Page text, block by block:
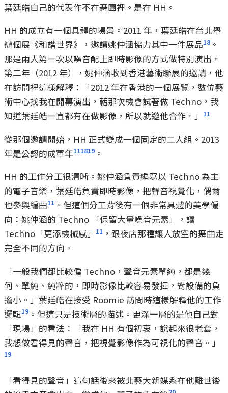
葉廷皓自己的代表作不在舞團裡。是在 HH。
HH 的成立有一個具體的場景。2011 年，葉廷皓在台北舉
辦個展《和諧世界》，邀請姚仲涵協力其中一件展品18 。
那是兩人第一次以噪音配上即時影像的方式做特別演出。
第二年（2012 年），姚仲涵收到香港藝術聯展的邀請，他
在訪問裡這樣解釋：「2012 年在香港的一個展覽，數位藝
術中心找我在開幕演出，藉那次機會試著做 Techno，我
知道葉廷皓一直都有在做影像，所以就邀他合作。」
11
從那個邀請開始，HH 正式變成一個固定的二人組。2013
年是公認的成軍年111819 。
HH 的工作分工很清晰。姚仲涵負責編寫以 Techno 為主
的電子音樂，葉廷皓負責即時影像，把聲音視覺化，偶爾
也參與編曲11 。但這個分工背後有一個非常具體的美學偏
向：姚仲涵的 Techno 「保留大量噪音元素」，讓
Techno「更添機械感」
11 ，跟夜店那種讓人放空的舞曲走
完全不同的方向。
「一般我們都比較偏 Techno，聲音元素單純，都是幾
何、單純、純粹的，即時影像比較容易發揮，對設備的負
擔小。」葉廷皓在接受 Roomie 訪問時這樣解釋他的工作
邏輯19 。但這只是技術層的描述。更深一層的是他自己對
「現場」的看法：「我在 HH 有個初衷，說起來很老套，
我想做看得見的聲音，把視覺影像作為可視化的聲音。」
19
「看得見的聲音」這句話後來被北藝大新媒系在他離世後